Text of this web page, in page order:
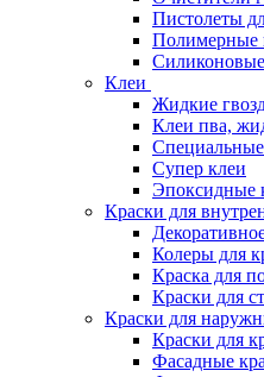
Пистолеты
Полимерные
Клеи
Жидкие
Клеи пва,
Супер клеи
Эпоксидные
Краски для
Колеры для
Краска для
Краски для
Краски для
Краски для
Фасадные